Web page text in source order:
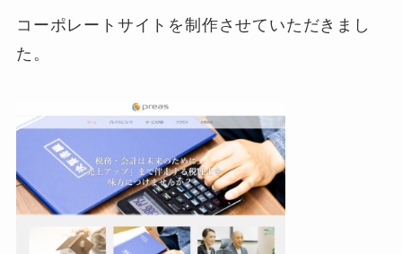
コーポレートサイトを制作させていただきまし
た。